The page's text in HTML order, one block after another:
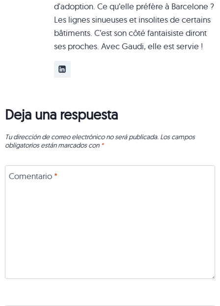
d'adoption. Ce qu’elle préfère à Barcelone ?
Les lignes sinueuses et insolites de certains
bâtiments. C’est son côté fantaisiste diront
ses proches. Avec Gaudi, elle est servie !
Deja una respuesta
Tu dirección de correo electrónico no será publicada. Los campos
obligatorios están marcados con *
Comentario *